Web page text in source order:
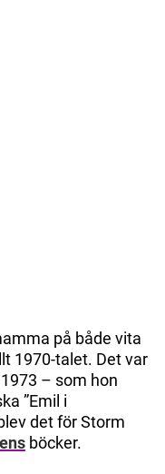
på både vita
1970-talet. Det var
– som hon
”Emil i
det för Storm
böcker.